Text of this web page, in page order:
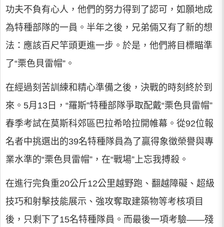
功夫不負有心人，他們的努力得到了認可，如願地成
為特種部隊的一員。半年之後，兄弟倆又有了新的想
法：應該百尺竿頭更進一步。於是，他們將目標瞄準
了“栗色貝雷帽”。
在經過刻苦訓練和精心準備之後，決戰的時刻終於到
來。5月13日，“羅斯”特種部隊爭取配戴“栗色貝雷帽”
春季考試在莫斯科郊區巴拉希哈拉開帷幕。從92位報
名者中挑選出的39名特種隊員為了贏得象徵榮譽與專
業水準的“栗色貝雷帽”，在“戰場”上忘我搏殺。
在進行完負重20公斤12公里越野跑、翻越障礙、超級
技巧和射擊技能展示、強攻奪取建築物等考核項目
後，只剩下了15名特種隊員。而最後一項考驗——殘